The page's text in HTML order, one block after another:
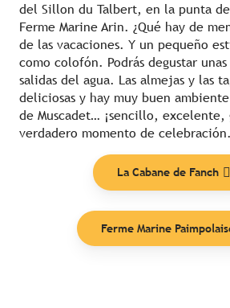
del Sillon du Talbert, en la punta
Ferme Marine Arin. ¿Qué hay de
de las vacaciones. Y un pequeño
como colofón. Podrás degustar
salidas del agua. Las almejas y las
deliciosas y hay muy buen
de Muscadet… ¡sencillo, excelente,
verdadero momento de celebración.
La Cabane de Fanch
Ferme Marine